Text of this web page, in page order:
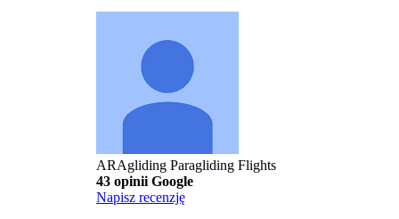
ARAgliding Paragliding Flights
43 opinii Google
Napisz recenzję